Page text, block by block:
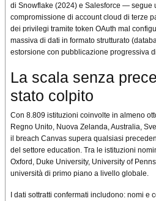
di Snowflake (2024) e Salesforce — segue
compromissione di account cloud di terze
dei privilegi tramite token OAuth mal
massiva di dati in formato strutturato
estorsione con pubblicazione progressiva
La scala senza
stato colpito
Con 8.809 istituzioni coinvolte in almeno
Regno Unito, Nuova Zelanda, Australia,
il breach Canvas supera qualsiasi
del settore education. Tra le istituzioni
Oxford, Duke University, University of
università di primo piano a livello globale.
I dati sottratti confermati includono: nomi e